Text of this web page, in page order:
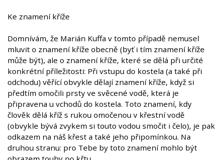
Ke znamení kříže
Domnívám, že Marián Kuffa v tomto případě nemusel
mluvit o znamení kříže obecně (byť i tím znamení kříže
může být), ale o znamení kříže, které se dělá při určité
konkrétní příležitosti: Při vstupu do kostela (a také při
odchodu) věřící obvykle dělají znamení kříže, když si
předtím omočili prsty ve svěcené vodě, která je
připravena u vchodů do kostela. Toto znamení, kdy
člověk dělá kříž s rukou omočenou v křestní vodě
(obvykle bývá zvykem si touto vodou smočit i čelo), je pak
odkazem na náš křest a také jeho připomínkou. Na
druhou stranu: pro Tebe by toto znamení mohlo být